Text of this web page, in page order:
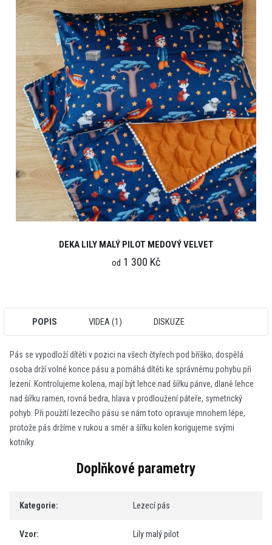
DEKA LILY MALÝ PILOT MEDOVÝ VELVET
od 1 300 Kč
POPIS VIDEA (1) DISKUZE
Pás se vypodloží dítěti v pozici na všech čtyřech pod bříško, dospělá
osoba drží volné konce pásu a pomáhá dítěti ke správnému pohybu při
lezení. Kontrolujeme kolena, mají být lehce nad šířku pánve, dlaně lehce
nad šířku ramen, rovná bedra, hlava v prodloužení páteře, symetrický
pohyb. Při použití lezecího pásu se nám toto opravuje mnohem lépe,
protože pás držíme v rukou a směr a šířku kolen korigujeme svými
kotníky.
Doplňkové parametry
Kategorie: Lezecí pás
Vzor: Lily malý pilot